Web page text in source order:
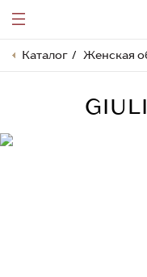
Каталог Женская